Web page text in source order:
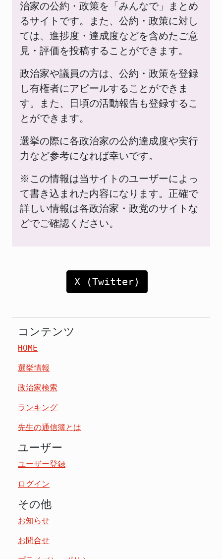
治家の公約・政策を「みんなで」まとめ
るサイトです。また、公約・政策に対し
ては、進捗度・達成度などを含めたご意
見・評価を投稿することができます。
政治家や議員の方は、公約・政策を登録
し有権者にアピールすることができま
す。また、日頃の活動報告も登録するこ
とができます。
選挙の際に各政治家の公約達成度や実行
力など参考になれば幸いです。
※この情報は当サイトのユーザーによっ
て書き込まれた内容になります。正確で
詳しい情報は各政治家・政党のサイトな
どでご確認ください。
X (Twitter)
コンテンツ
HOME
選挙情報
政治家検索
ランキング
先生の通信簿とは
ユーザー
ユーザー登録
ログイン
その他
お知らせ
お問合せ